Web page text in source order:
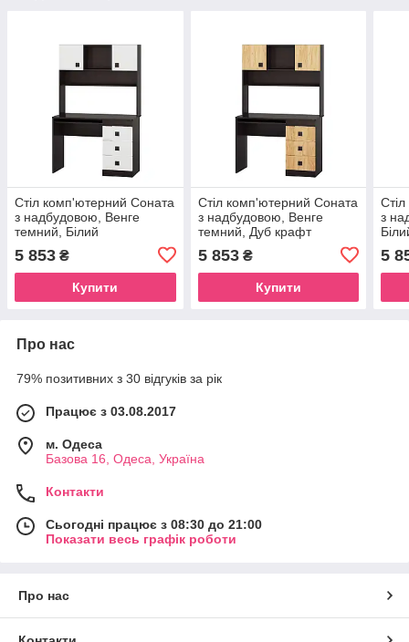
Стіл комп'ютерний Соната
з надбудовою, Венге
темний, Білий
5 853 ₴
Купити
Стіл комп'ютерний Соната
з надбудовою, Венге
темний, Дуб крафт
5 853₴
Купити
з
5
Про нас
79% позитивних з 30 відгуків за рік
Працює з 03.08.2017
м. Одеса
Базова 16, Одеса, Україна
Контакти
Сьогодні працює з 08:30 до 21:00
Показати весь графік роботи
Про нас